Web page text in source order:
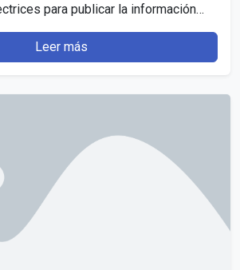
para publicar la información…
Leer más